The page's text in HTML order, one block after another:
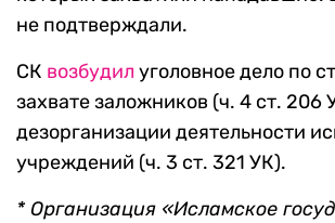
не подтверждали.
СК возбудил уголовное дело по
захвате заложников (ч. 4 ст. 206
дезорганизации деятельности
учреждений (ч. 3 ст. 321 УК).
* Организация «Исламское